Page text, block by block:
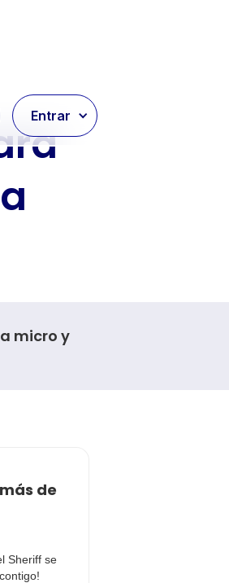
Entrar
micro y
de
Sheriff se